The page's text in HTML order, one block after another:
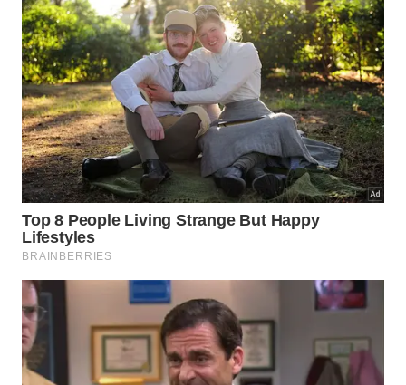
Suporte simples para manter o cooler firme e
seguro.
O modo de montagem mais frequente é posicionar
o recipiente com água em superfície firme, colocar
o tecido parcialmente mergulhado, deixando parte
exposta e sempre úmida, e fixar o cooler soprando
diretamente sobre essa área. Algumas pessoas
ainda criam um “túnel” de papelão ou plástico para
concentrar o fluxo de ar sobre otecidomolhado.